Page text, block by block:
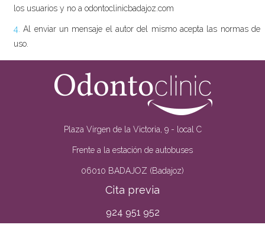
los usuarios y no a odontoclinicbadajoz.com
4. Al enviar un mensaje el autor del mismo acepta las normas de
uso.
Plaza Virgen de la Victoria, 9 - local C
Frente a la estación de autobuses
06010 BADAJOZ (Badajoz)
Cita previa
924 951 952